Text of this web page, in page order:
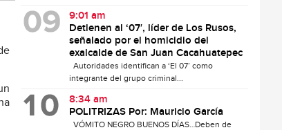
9:01 am
Detienen al ‘07′, líder de Los Rusos,
señalado por el homicidio del
exalcalde de San Juan Cacahuatepec
Autoridades identifican a ‘El 07’ como
integrante del grupo criminal...
8:34 am
POLITRIZAS Por: Mauricio García
VÓMITO NEGRO BUENOS DÍAS…Deben de